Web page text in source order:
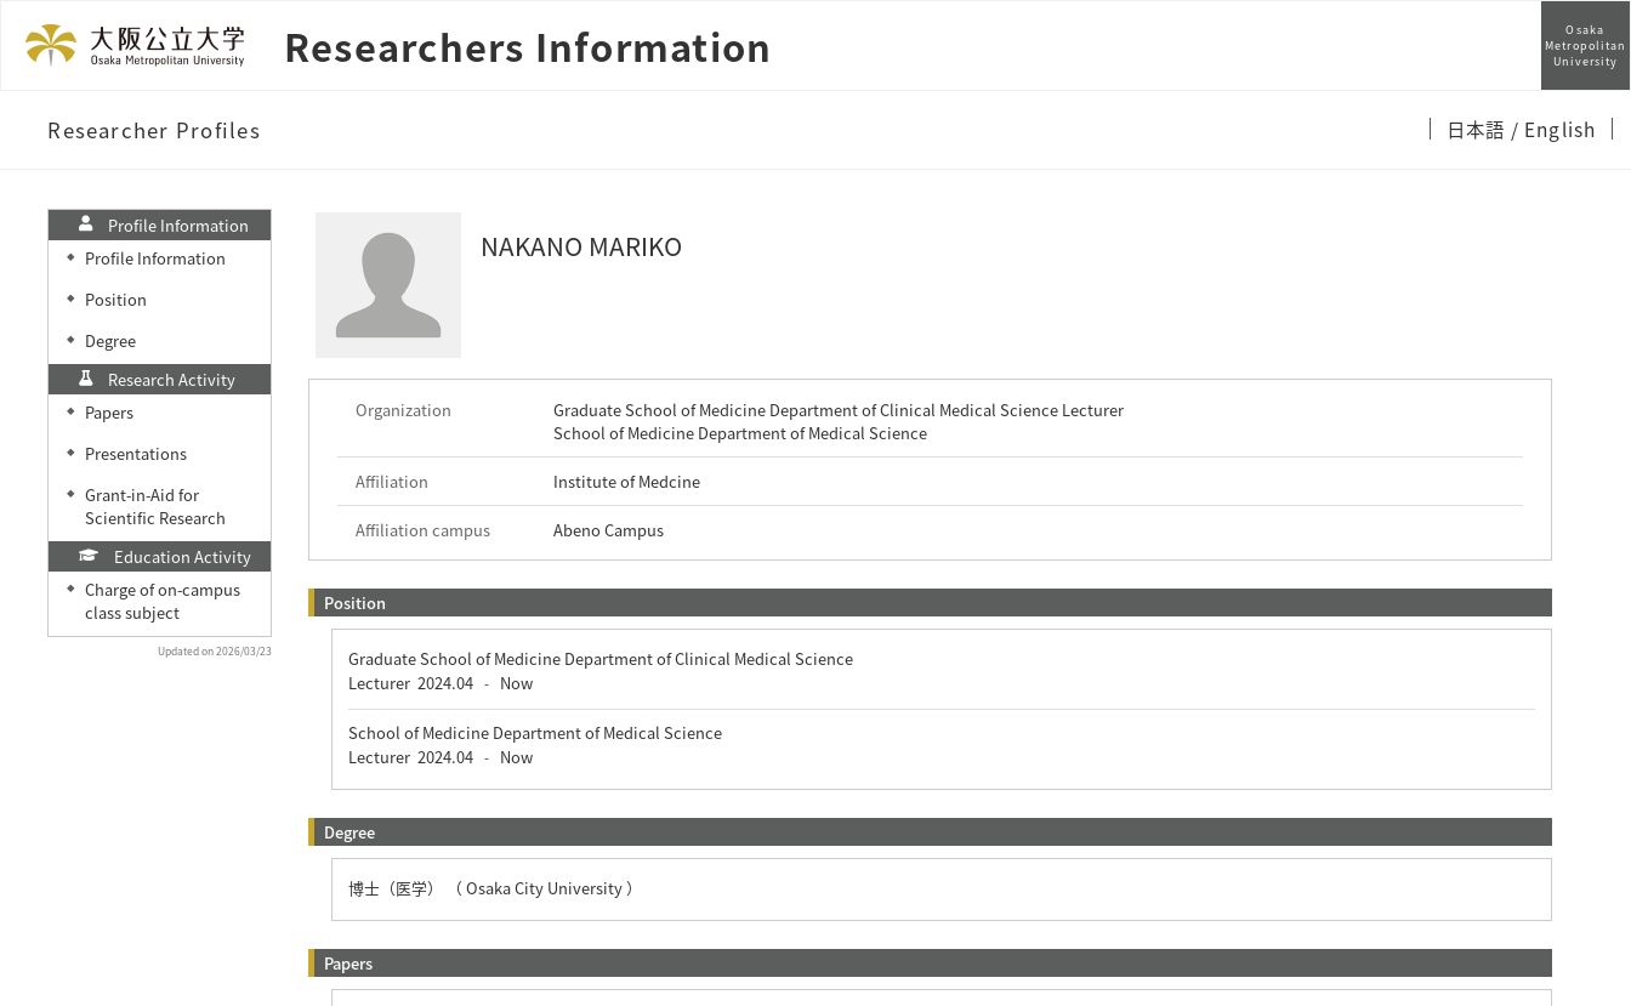
Researchers Information
Osaka
Metropolitan
University
Researcher Profiles 日本語 / English
Profile Information
◆ Profile Information
◆ Position
◆
Degree
Research Activity
◆ Papers
◆ Presentations
◆
Grant-in-Aid for
Scientific Research
Education Activity
◆
Charge of on-campus
class subject
Updated on 2026/03/23
NAKANO MARIKO
Organization
Graduate School of Medicine Department of Clinical Medical Science Lecturer
School of Medicine Department of Medical Science
Affiliation Institute of Medcine
Affiliation campus Abeno Campus
Position
Graduate School of Medicine Department of Clinical Medical Science
Lecturer 2024.04 - Now
School of Medicine Department of Medical Science
Lecturer 2024.04 - Now
Degree
博士（医学） （ Osaka City University ）
Papers